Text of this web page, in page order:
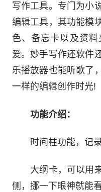
写作工具。专门为小
编辑工具，其功能模
色、备忘卡以及资
爱。妙手写作还软件
乐播放器也能听歌了
一样的编辑创作时光!
功能介绍：
时间柱功能，记录
大纲卡，可以用来
侧，挪一下眼神就能看